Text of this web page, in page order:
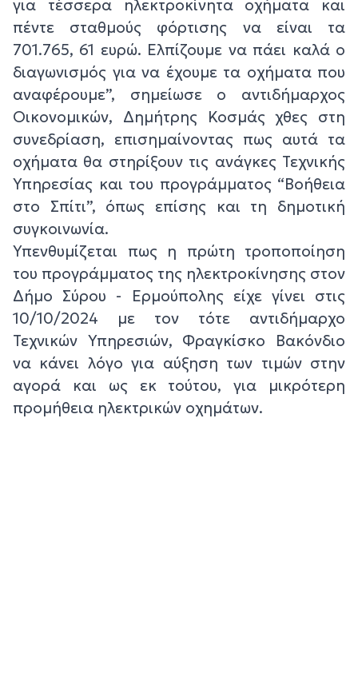
για τέσσερα ηλεκτροκίνητα οχήματα και
πέντε σταθμούς φόρτισης να είναι τα
701.765, 61 ευρώ. Ελπίζουμε να πάει καλά ο
διαγωνισμός για να έχουμε τα οχήματα που
αναφέρουμε”, σημείωσε ο αντιδήμαρχος
Οικονομικών, Δημήτρης Κοσμάς χθες στη
συνεδρίαση, επισημαίνοντας πως αυτά τα
οχήματα θα στηρίξουν τις ανάγκες Τεχνικής
Υπηρεσίας και του προγράμματος “Βοήθεια
στο Σπίτι”, όπως επίσης και τη δημοτική
συγκοινωνία.
Υπενθυμίζεται πως η πρώτη τροποποίηση
του προγράμματος της ηλεκτροκίνησης στον
Δήμο Σύρου - Ερμούπολης είχε γίνει στις
10/10/2024 με τον τότε αντιδήμαρχο
Τεχνικών Υπηρεσιών, Φραγκίσκο Βακόνδιο
να κάνει λόγο για αύξηση των τιμών στην
αγορά και ως εκ τούτου, για μικρότερη
προμήθεια ηλεκτρικών οχημάτων.